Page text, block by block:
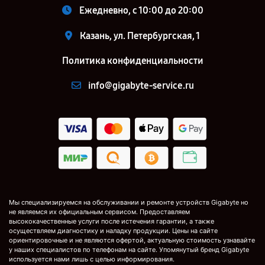
Ежедневно, с 10:00 до 20:00
Казань, ул. Петербургская, 1
Политика конфиденциальности
info@gigabyte-service.ru
Мы специализируемся на обслуживании и ремонте устройств Gigabyte но
не являемся их официальным сервисом. Предоставляем
высококачественные услуги после истечения гарантии, а также
осуществляем диагностику и наладку продукции. Цены на сайте
ориентировочные и не являются офертой, актуальную стоимость узнавайте
у наших специалистов по телефонам на сайте. Упомянутый бренд Gigabyte
используется нами лишь с целью информирования.